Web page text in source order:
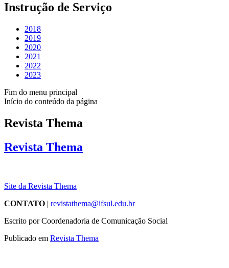
Instrução de Serviço
2018
2019
2020
2021
2022
2023
Fim do menu principal
Início do conteúdo da página
Revista Thema
Revista Thema
Site da Revista Thema
CONTATO | revistathema@ifsul.edu.br
Escrito por Coordenadoria de Comunicação Social
Publicado em Revista Thema